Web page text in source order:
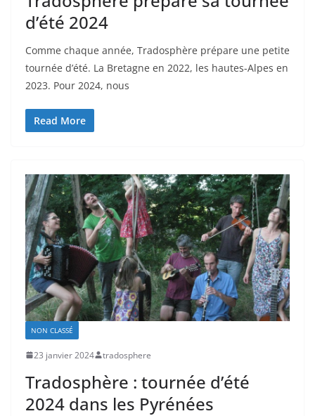
d’été 2024
Comme chaque année, Tradosphère prépare une petite
tournée d’été. La Bretagne en 2022, les hautes-Alpes en
2023. Pour 2024, nous
Read More
NON CLASSÉ
23 janvier 2024 tradosphere
Tradosphère : tournée d’été
2024 dans les Pyrénées